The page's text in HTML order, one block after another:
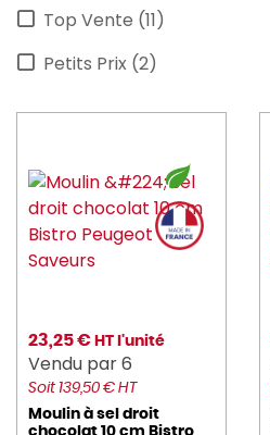
AU_NAIN (7)
AVERY (9)
barbecook (12)
befor (1)
BEQUET (9)
BLANCO (1)
blendtec (3)
BONNET (24)
Top Vente (11)
Petits Prix (2)
23,25 € HT l'unité
Vendu par 6
Soit 139,50 € HT
Moulin à sel droit